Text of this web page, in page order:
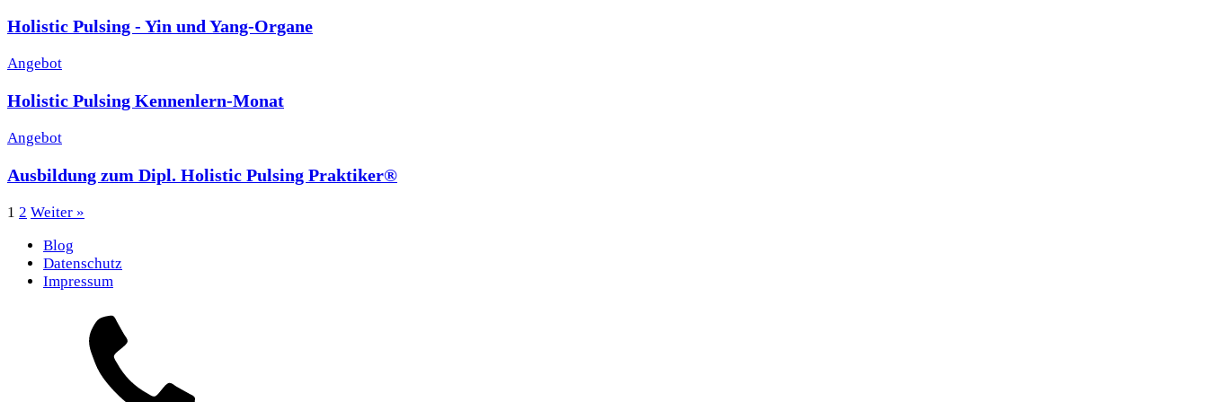
Holistic Pulsing - Yin und Yang-Organe
Angebot
Holistic Pulsing Kennenlern-Monat
Angebot
Ausbildung zum Dipl. Holistic Pulsing Praktiker®
1 2 Weiter »
Blog
Datenschutz
Impressum